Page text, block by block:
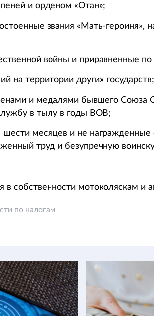
и орденом «Отан»;
звания «Мать-героиня»,
войны и приравненные
на территории других государств;
и медалями бывшего Союза
в тылу в годы ВОВ;
месяцев и не
труд и безупречную
собственности мотоколяскам и
по налогам